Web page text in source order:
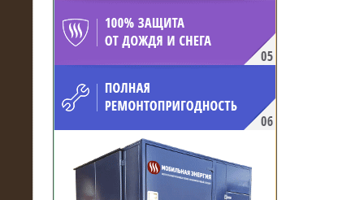
15.04.2017
Нагрузочный комплекс 16 МВт с